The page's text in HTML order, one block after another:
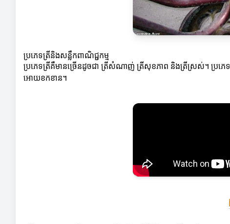
ប្រភេទត្រីនិងសន្លឹកពាណិជ្ជកម្ម
ប្រភេទត្រីគឺមានច្រើនដូចជា ត្រីសំណាញ់ ត្រីសុខភាព និងត្រីស្រស់។ ប្រភេ
អោយខកខាន។